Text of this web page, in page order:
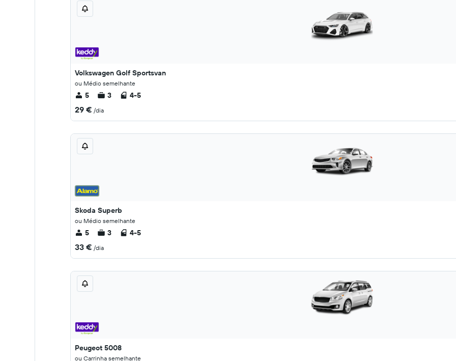
Volkswagen Golf Sportsvan
ou Médio semelhante
5 3 4-5
29 € /dia
Skoda Superb
ou Médio semelhante
5 3 4-5
33 € /dia
Peugeot 5008
ou Carrinha semelhante